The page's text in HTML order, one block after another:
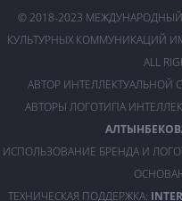
© 2018-2023
КУЛЬТУРНЫХ КОММУНИКАЦИЙ
ALL
АВТОР ИНТЕЛЛЕКТУАЛЬНОЙ
АВТОРЫ ЛОГОТИПА
ИСПОЛЬЗОВАНИЕ БРЕНДА И
ТЕХНИЧЕСКАЯ ПОДДЕРЖКА: